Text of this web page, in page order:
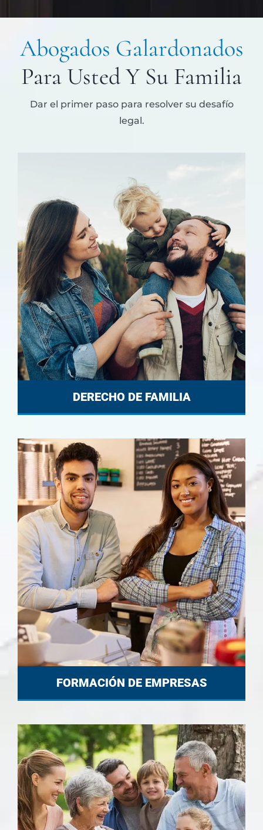
Abogados Galardonados
Para Usted Y Su Familia
Dar el primer paso para resolver su desafío
legal.
DERECHO DE FAMILIA
FORMACIÓN DE EMPRESAS